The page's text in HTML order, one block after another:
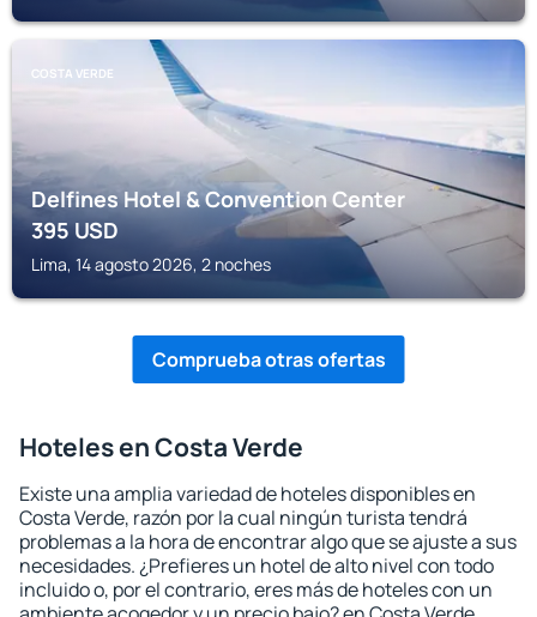
COSTA VERDE
Delfines Hotel & Convention Center
395USD
Lima, 14 agosto 2026, 2 noches
Comprueba otras ofertas
Hoteles en Costa Verde
Existe una amplia variedad de hoteles disponibles en
Costa Verde, razón por la cual ningún turista tendrá
problemas a la hora de encontrar algo que se ajuste a sus
necesidades. ¿Prefieres un hotel de alto nivel con todo
incluido o, por el contrario, eres más de hoteles con un